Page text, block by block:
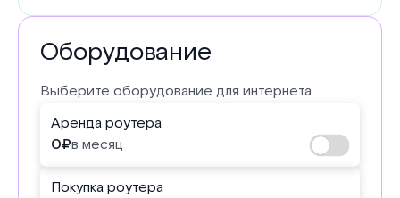
Оборудование
Выберите оборудование для интернета
Аренда роутера
0₽в месяц
Покупка роутера